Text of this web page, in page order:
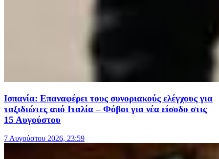
Ισπανία: Επαναφέρει τους συνοριακούς ελέγχους για
ταξιδιώτες από Ιταλία – Φόβοι για νέα είσοδο στις
15 Αυγούστου
7 Αυγούστου 2026, 23:59